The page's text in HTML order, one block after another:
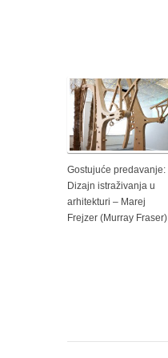
Gostujuće predavanje:
Dizajn istraživanja u
arhitekturi – Marej
Frejzer (Murray Fraser)